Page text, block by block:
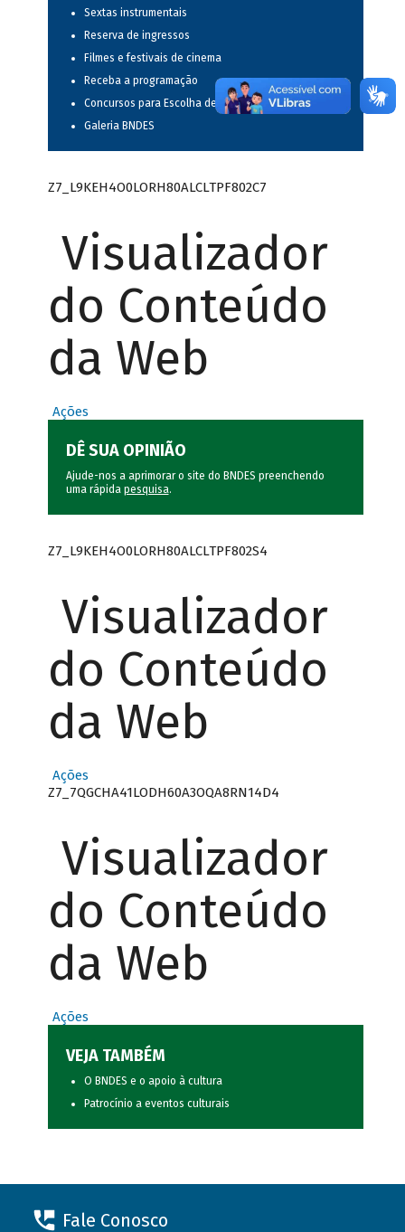
Sextas instrumentais
Reserva de ingressos
Filmes e festivais de cinema
Receba a programação
Concursos para Escolha de Espetáculos Musicais
Galeria BNDES
Z7_L9KEH4O0LORH80ALCLTPF802C7
Visualizador
do Conteúdo
da Web
Ações
DÊ SUA OPINIÃO
Ajude-nos a aprimorar o site do BNDES preenchendo
uma rápida pesquisa.
Z7_L9KEH4O0LORH80ALCLTPF802S4
Visualizador
do Conteúdo
da Web
Ações
Z7_7QGCHA41LODH60A3OQA8RN14D4
Visualizador
do Conteúdo
da Web
Ações
VEJA TAMBÉM
O BNDES e o apoio à cultura
Patrocínio a eventos culturais
Fale Conosco